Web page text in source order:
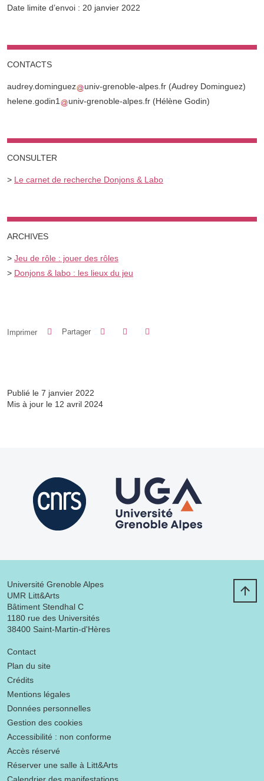
Complément date
Date limite d’envoi : 20 janvier 2022
CONTACTS
audrey.dominguez univ-grenoble-alpes.fr (Audrey Dominguez)
helene.godin1
univ-grenoble-alpes.fr (Hélène Godin)
CONSULTER
> Le carnet de recherche Donjons & Labo
ARCHIVES
> Jeu de rôle : jouer des rôles
> Donjons & labo : les lieux du jeu
Imprimer Partager Partager sur Facebook
Partager sur LinkedIn
Publié le 7 janvier 2022
Mis à jour le 12 avril 2024
Université Grenoble Alpes
UMR Litt&Arts
Bâtiment Stendhal C
1180 rue des Universités
38400 Saint-Martin-d'Hères
Menu footer
Contact
Plan du site
Crédits
Mentions légales
Données personnelles
Gestion des cookies
Accessibilité : non conforme
Accès réservé
Réserver une salle à Litt&Arts